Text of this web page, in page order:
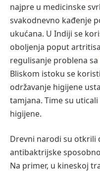
najpre u medicinske
svakodnevno kađenje
ukućana. U Indiji se
oboljenja poput
regulisanje problena sa
Bliskom istoku se
održavanje higijene
tamjana. Time su
higijene.
Drevni narodi su otkrili
antibaktrijske
Na primer, u kineskoj